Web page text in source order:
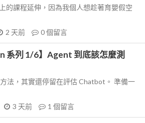
的課程延伸，因為我個人想趁著育嬰假空
2 天前 0個留言
系列 1/6】Agent 到底該怎麼測
法，其實還停留在評估 Chatbot。 準備一
3 天前 1 個留言